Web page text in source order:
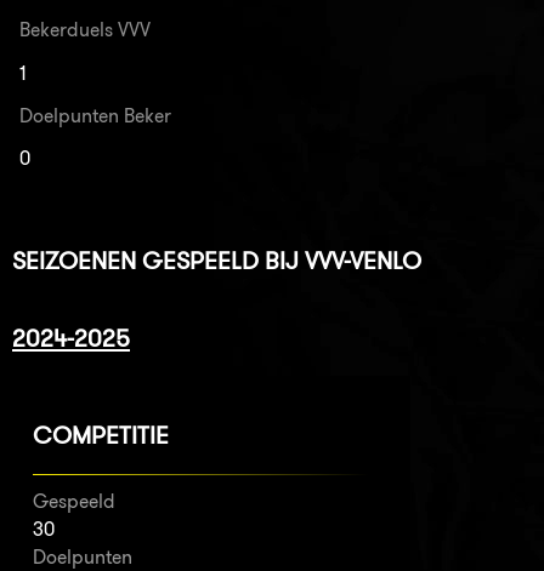
Bekerduels VVV
1
Doelpunten Beker
0
SEIZOENEN GESPEELD BIJ VVV-VENLO
2024-2025
COMPETITIE
Gespeeld
30
Doelpunten